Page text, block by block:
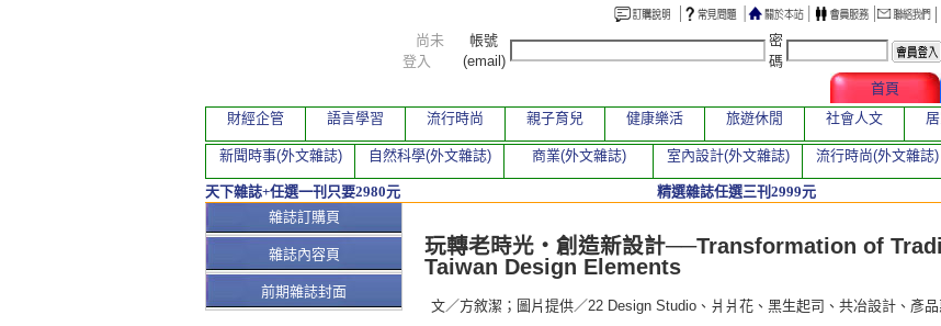
本期文章
玩轉老時光‧創造新設計──Transformation of
Taiwan Design Elements
文／方敘潔；圖片提供／22 Design Studio、爿爿花、黑生起司、共冶設計、彥
雜誌訂購頁
雜誌內容頁
前期雜誌封面
尚未
登入
帳號
(email)
密
碼
首頁
財經企管
語言學習 流行時尚 親子育兒 健康樂活 旅遊休閒 社會人文
新聞時事(外文雜誌) 自然科學(外文雜誌) 商業(外文雜誌) 室內設計(外文雜誌) 流行時尚(外文雜誌)
天下雜誌+任選一刊只要2980元 精選雜誌任選三刊2999元